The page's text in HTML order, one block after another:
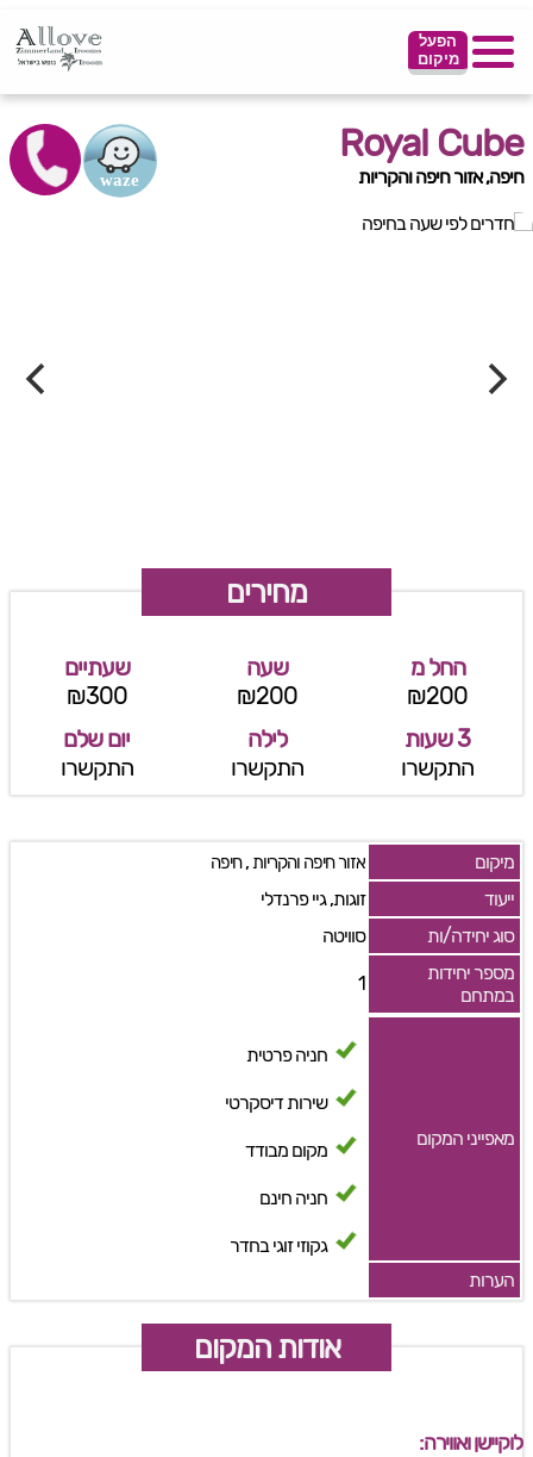
הפעל
מיקום
Royal Cube
חיפה, אזור חיפה והקריות
מחירים
החל מ
₪200
שעה
₪200
שעתיים
₪300
3 שעות
התקשרו
לילה
התקשרו
יום שלם
התקשרו
מיקום אזור חיפה והקריות,חיפה
ייעוד
זוגות, גיי פרנדלי
סוג יחידה/ות
סוויטה
מספר יחידות
במתחם
1
מאפייני המקום
חניה פרטית
שירות דיסקרטי
מקום מבודד
חניה חינם
גקוזי זוגי בחדר
הערות
אודות המקום
לוקיישן ואווירה: